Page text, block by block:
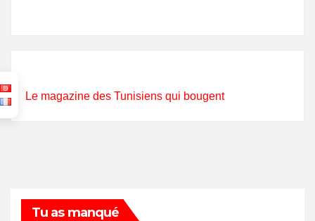
Le magazine des Tunisiens qui bougent
Tu as manqué